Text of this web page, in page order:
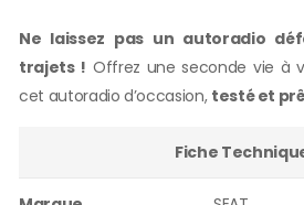
Ne laissez pas un autoradio
trajets ! Offrez une seconde vie à
cet autoradio d’occasion, testé et
Fiche